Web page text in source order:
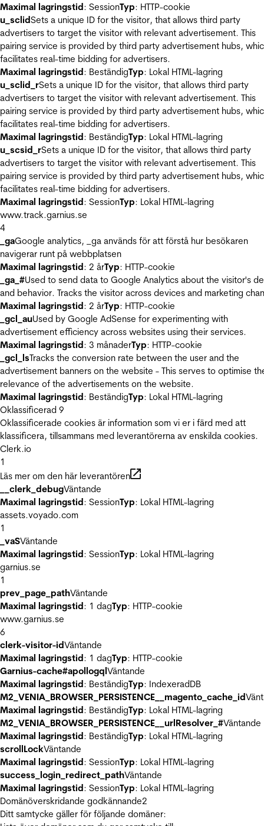
Maximal lagringstid: SessionTyp: HTTP-cookie
u_sclidSets a unique ID for the visitor, that allows third party
advertisers to target the visitor with relevant advertisement. This
pairing service is provided by third party advertisement hubs,
facilitates real-time bidding for advertisers.
Maximal lagringstid: BeständigTyp: Lokal HTML-lagring
u_sclid_rSets a unique ID for the visitor, that allows third party
advertisers to target the visitor with relevant advertisement. This
pairing service is provided by third party advertisement hubs,
facilitates real-time bidding for advertisers.
Maximal lagringstid: BeständigTyp: Lokal HTML-lagring
u_scsid_rSets a unique ID for the visitor, that allows third party
advertisers to target the visitor with relevant advertisement. This
pairing service is provided by third party advertisement hubs,
facilitates real-time bidding for advertisers.
Maximal lagringstid: SessionTyp: Lokal HTML-lagring
www.track.garnius.se
4
_gaGoogle analytics, _ga används för att förstå hur besökaren
navigerar runt på webbplatsen
Maximal lagringstid: 2 årTyp: HTTP-cookie
_ga_#Used to send data to Google Analytics about the visitor's
and behavior. Tracks the visitor across devices and marketing
Maximal lagringstid: 2 årTyp: HTTP-cookie
_gcl_auUsed by Google AdSense for experimenting with
advertisement efficiency across websites using their services.
Maximal lagringstid: 3 månaderTyp: HTTP-cookie
_gcl_lsTracks the conversion rate between the user and the
advertisement banners on the website - This serves to optimise
relevance of the advertisements on the website.
Maximal lagringstid: BeständigTyp: Lokal HTML-lagring
Oklassificerad 9
Oklassificerade cookies är information som vi er i färd med att
klassificera, tillsammans med leverantörerna av enskilda cookies.
Clerk.io
1
Läs mer om den här leverantören
__clerk_debugVäntande
Maximal lagringstid: SessionTyp: Lokal HTML-lagring
assets.voyado.com
1
_vaSVäntande
Maximal lagringstid: SessionTyp: Lokal HTML-lagring
garnius.se
1
prev_page_pathVäntande
Maximal lagringstid: 1 dagTyp: HTTP-cookie
www.garnius.se
6
clerk-visitor-idVäntande
Maximal lagringstid: 1 dagTyp: HTTP-cookie
Garnius-cache#apollogqlVäntande
Maximal lagringstid: BeständigTyp: IndexeradDB
M2_VENIA_BROWSER_PERSISTENCE__magento_cache_id
Maximal lagringstid: BeständigTyp: Lokal HTML-lagring
M2_VENIA_BROWSER_PERSISTENCE__urlResolver_#Väntande
Maximal lagringstid: BeständigTyp: Lokal HTML-lagring
scrollLockVäntande
Maximal lagringstid: SessionTyp: Lokal HTML-lagring
success_login_redirect_pathVäntande
Maximal lagringstid: SessionTyp: Lokal HTML-lagring
Domänöverskridande godkännande2
Ditt samtycke gäller för följande domäner: